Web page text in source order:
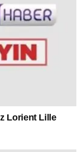
Lorient Lille